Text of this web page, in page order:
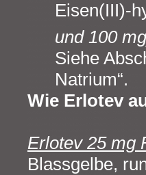
Eisen(III)-
und 100
Siehe
Natrium“.
Wie Erlotev
Erlotev 25 mg
Blassgelbe,